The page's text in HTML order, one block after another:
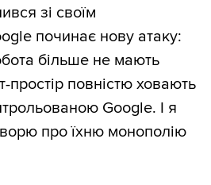
зі своїм
починає нову атаку:
більше не мають
простір повністю ховають
Google. І я
про їхню монополію